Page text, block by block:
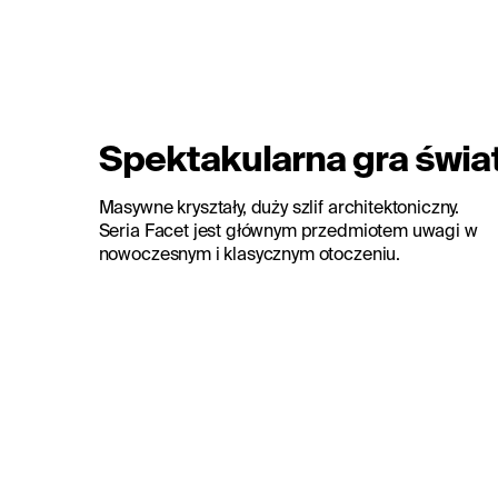
Spektakularna gra
Masywne kryształy, duży szlif architektoniczny.
Seria Facet jest głównym przedmiotem uwagi w
nowoczesnym i klasycznym otoczeniu.